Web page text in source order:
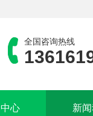
全国咨询热线
心 新